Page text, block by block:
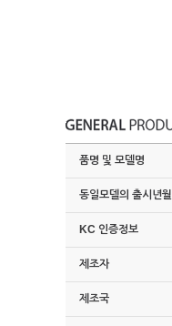
품명 및 모델명
동일모델의 출시년월
KC 인증정보
제조자
제조국